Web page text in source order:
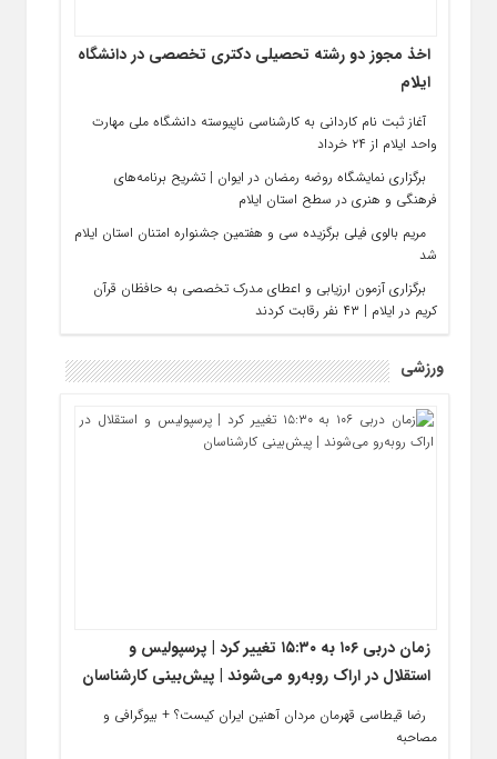
اخذ مجوز دو رشته تحصیلی دکتری تخصصی در دانشگاه
ایلام
آغاز ثبت‌ نام کاردانی به کارشناسی ناپیوسته دانشگاه ملی مهارت
واحد ایلام از ۲۴ خرداد
برگزاری نمایشگاه روضه رمضان در ایوان | تشریح برنامه‌های
فرهنگی و هنری در سطح استان ایلام
مریم بالوی فیلی برگزیده سی‌ و هفتمین جشنواره امتنان استان ایلام
شد
برگزاری آزمون ارزیابی و اعطای مدرک تخصصی به حافظان قرآن
کریم در ایلام | ۴۳ نفر رقابت کردند
ورزشی
زمان دربی ۱۰۶ به ۱۵:۳۰ تغییر کرد | پرسپولیس و
استقلال در اراک روبه‌رو می‌شوند | پیش‌بینی کارشناسان
رضا قیطاسی قهرمان مردان آهنین ایران کیست؟ + بیوگرافی و
مصاحبه